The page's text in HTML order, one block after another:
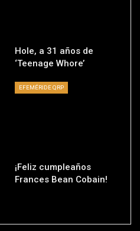
Hole, a 31 años de
‘Teenage Whore’
EFEMÉRIDE QRP
¡Feliz cumpleaños
Frances Bean Cobain!